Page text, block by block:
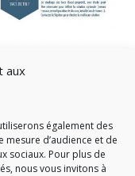
aux
également des
d’audience et de
sociaux. Pour plus de
nous vous invitons à
public quiexerce